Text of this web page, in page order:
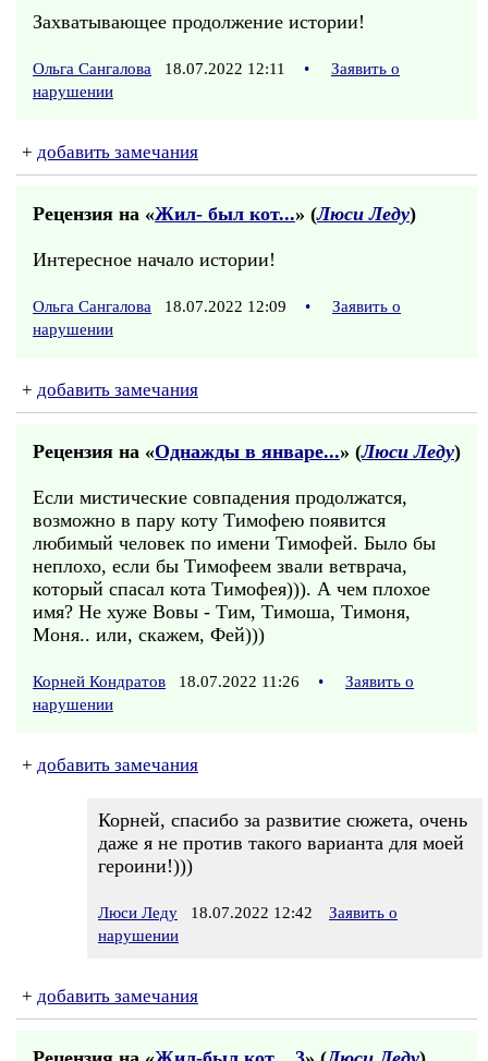
Захватывающее продолжение истории!
Ольга Сангалова 18.07.2022 12:11 •
Заявить о
нарушении
+ добавить замечания
Рецензия на «Жил- был кот...» (Люси Леду)
Интересное начало истории!
Ольга Сангалова 18.07.2022 12:09 •
Заявить о
нарушении
+ добавить замечания
Рецензия на «Однажды в январе...» (Люси Леду)
Если мистические совпадения продолжатся,
возможно в пару коту Тимофею появится
любимый человек по имени Тимофей. Было бы
неплохо, если бы Тимофеем звали ветврача,
который спасал кота Тимофея))). А чем плохое
имя? Не хуже Вовы - Тим, Тимоша, Тимоня,
Моня.. или, скажем, Фей)))
Корней Кондратов 18.07.2022 11:26 •
Заявить о
нарушении
+ добавить замечания
Корней, спасибо за развитие сюжета, очень
даже я не против такого варианта для моей
героини!)))
Люси Леду 18.07.2022 12:42
Заявить о
нарушении
+ добавить замечания